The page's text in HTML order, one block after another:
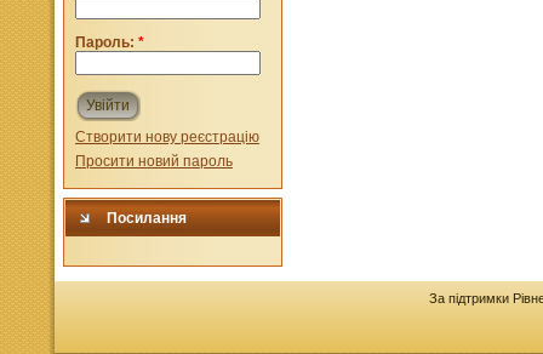
Пароль: *
Увійти
Створити нову реєстрацію
Просити новий пароль
Посилання
За підтримки